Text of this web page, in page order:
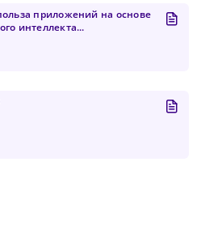
приложений на основе
интеллекта...